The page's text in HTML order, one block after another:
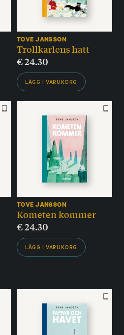
TOVE JANSSON
Trollkarlens hatt
€24.30
LÄGG I VARUKORG
TOVE JANSSON
Kometen kommer
€24.30
LÄGG I VARUKORG